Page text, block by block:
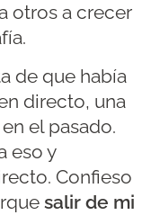
otros a crecer
de que había
directo, una
el pasado.
eso y
Confieso
salir de mi